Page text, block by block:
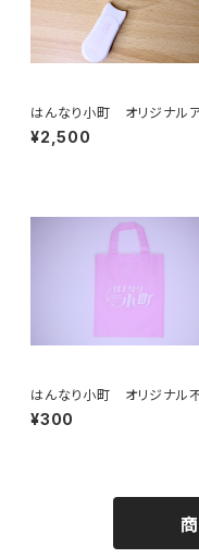
はんなり小町 オリジナル
リルペンライト（全15色）
¥2,500
はんなり小町 オリジナル
布バック
¥300